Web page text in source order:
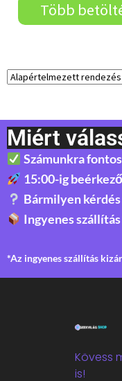
Több
Miért
Számunkra
15:00-ig
Bármilyen
Ingyenes
*Az ingyenes szállítás
Kövess
is!